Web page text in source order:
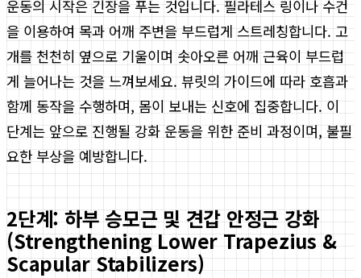
운동의 시작은 긴장을 푸는 것입니다. 필라테스 링이나 수건
을 이용하여 목과 어깨 주변을 부드럽게 스트레칭합니다. 고
개를 천천히 옆으로 기울이며 솟아오른 어깨 근육이 부드럽
게 늘어나는 것을 느껴보세요. 뷰릿의 가이드에 따라 호흡과
함께 동작을 수행하며, 몸이 보내는 신호에 집중합니다. 이
단계는 앞으로 진행될 강화 운동을 위한 준비 과정이며, 불필
요한 부상을 예방합니다.
2단계: 하부 승모근 및 견갑 안정근 강화
(Strengthening Lower Trapezius &
Scapular Stabilizers)